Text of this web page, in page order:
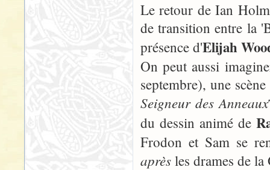
Le retour de Ian
de transition entre la
présence d'Elijah
On peut aussi
septembre), une
Seigneur des Anneaux
du dessin animé de
Frodon et Sam se
après les drames de